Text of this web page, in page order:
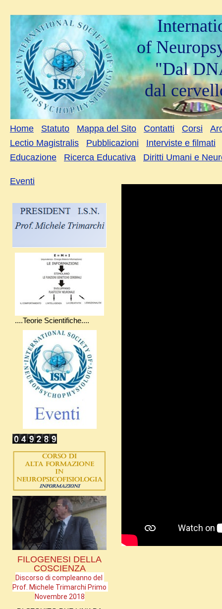
of
"Dal
dal
Home Statuto Mappa del Sito Contatti Corsi
Lectio Magistralis
Pubblicazioni
Interviste e filmati
Educazione
Ricerca Educativa Diritti Umani e
Eventi
....Teorie Scientifiche....
FILOGENESI DELLA
COSCIENZA
Discorso di compleanno del
Prof. Michele Trimarchi Primo
Novembre 2018